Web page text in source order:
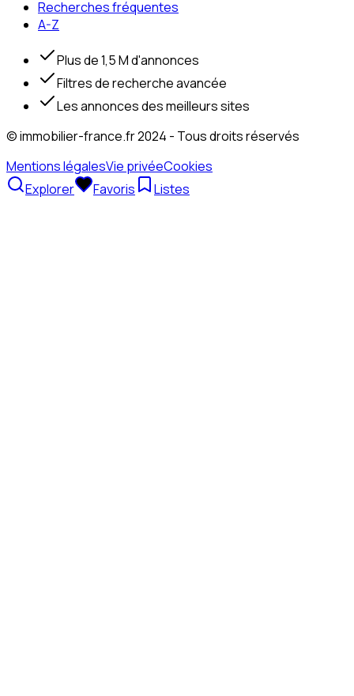
Recherches fréquentes
A-Z
Plus de 1,5 M d'annonces
Filtres de recherche avancée
Les annonces des meilleurs sites
© immobilier-france.fr 2024 - Tous droits réservés
Mentions légalesVie privéeCookies
Explorer
Favoris Listes